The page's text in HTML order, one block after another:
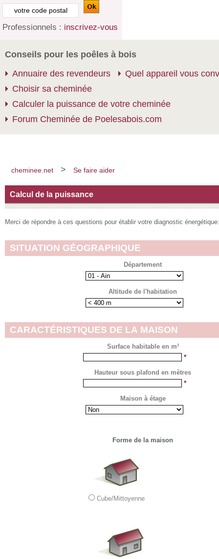
Professionnels : inscrivez-vous
Conseils pour les poêles à bois
Annuaire des revendeurs
Quel appareil vous
Choisir sa cheminée
Calculer la puissance de votre cheminée
Forum Cheminée de Poelesabois.com
cheminee.net > Se faire aider
Calcul de la puissance
Merci de répondre à ces questions pour établir votre diagnostic énergétique:
SITUATION GÉOGRAPHIQUE
Département
Altitude de l'habitation
CARACTÉRISTIQUES DE LA MAISON
Surface habitable en m²
*
Hauteur sous plafond en mètres
*
Maison à étage
Forme de la maison
Cube/Mittoyenne